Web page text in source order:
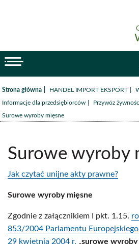
Strona główna /HANDEL IMPORT EKSPORT /
Informacje dla przedsiębiorców /Przywóz
Surowe wyroby mięsne
Surowe wyroby
Jak czytać unijne akty prawne?
Surowe wyroby mięsne
Zgodnie z załącznikiem I pkt. 1.15.
853/2004 Parlamentu Europejskiego
29 kwietnia 2004 r. „surowe wyroby